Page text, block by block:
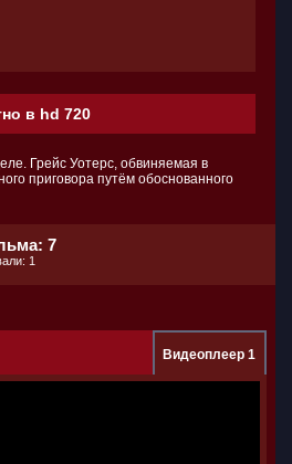
в hd 720
Грейс Уотерс, обвиняемая в
приговора путём обоснованного
7
1
Видеоплеер 1